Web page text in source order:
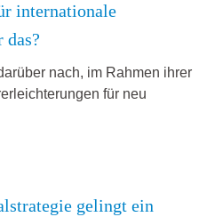
internationale
das?
nach, im Rahmen ihrer
für neu
gelingt ein